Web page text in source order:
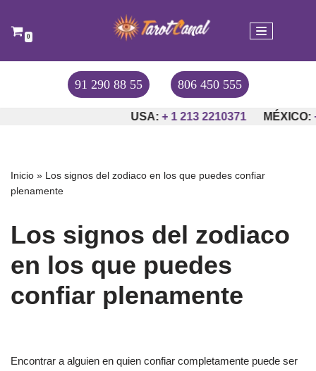
Saltar
0
91 290 88 55 806 450 555
USA:+ 1 213 2210371 MÉXICO:
Inicio » Los signos del zodiaco en los que puedes confiar
plenamente
Los signos del zodiaco
en los que puedes
confiar plenamente
Encontrar a alguien en quien confiar completamente puede ser